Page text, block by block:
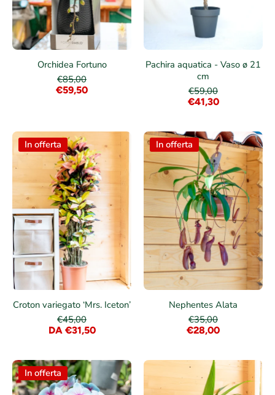
Orchidea Fortuno
€85,00
€59,50
Pachira aquatica - Vaso ø 21
cm
€59,00
€41,30
In offerta
Croton variegato ‘Mrs. Iceton’
€45,00
DA €31,50
In offerta
Nephentes Alata
€35,00
€28,00
In offerta